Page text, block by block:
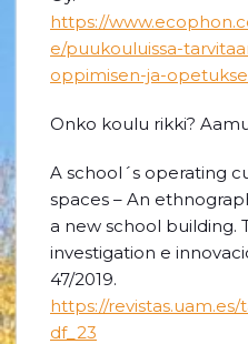
https://
e/puukouluissa-
oppimisen-ja-
Onko koulu rikki?
A school´s operating
spaces – An
a new school building.
investigation e
47/2019.
https://
df_23